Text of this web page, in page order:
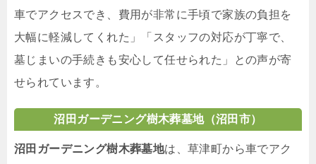
車でアクセスでき、費用が非常に手頃で家族の負担を
大幅に軽減してくれた」「スタッフの対応が丁寧で、
墓じまいの手続きも安心して任せられた」との声が寄
せられています。
沼田ガーデニング樹木葬墓地（沼田市）
沼田ガーデニング樹木葬墓地は、草津町から車でアク